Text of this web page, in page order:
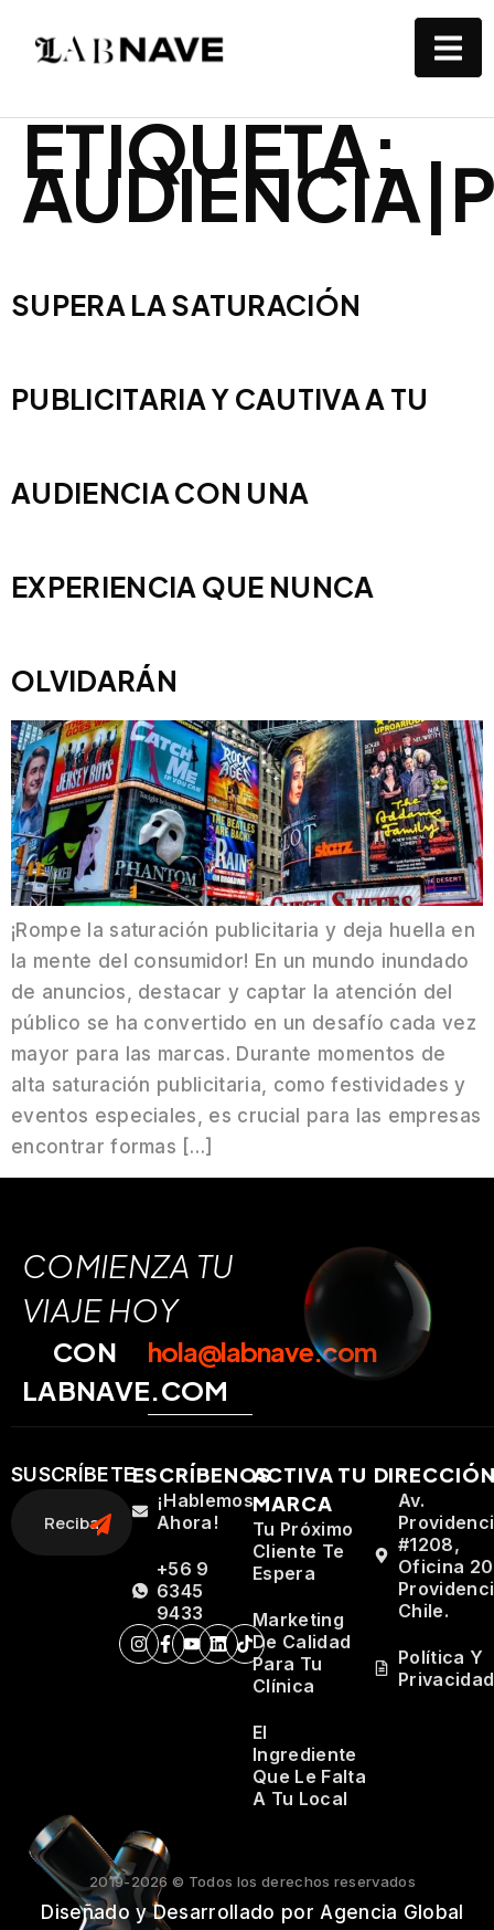
ETIQUETA:
SUPERA LA SATURACIÓN
PUBLICITARIA Y CAUTIVA A TU
AUDIENCIA CON UNA
EXPERIENCIA QUE NUNCA
OLVIDARÁN
¡Rompe la saturación publicitaria y deja huella en
la mente del consumidor! En un mundo inundado
de anuncios, destacar y captar la atención del
público se ha convertido en un desafío cada vez
mayor para las marcas. Durante momentos de
alta saturación publicitaria, como festividades y
eventos especiales, es crucial para las empresas
encontrar formas […]
COMIENZA TU
VIAJE HOY
CON
LABNAVE.COM
hola@labnave.com
SUSCRÍBETEESCRÍBENOS
¡Hablemos
Ahora!
+56 9
6345
9433
ACTIVA TU
MARCA
Tu Próximo
Cliente Te
Espera
Marketing
De Calidad
Para Tu
Clínica
El
Ingrediente
Que Le Falta
A Tu Local
Av.
#1208,
Oficina
Chile.
Política Y
Privacidad
2019-2026 © Todos los derechos reservados
Diseñado y Desarrollado por Agencia Global